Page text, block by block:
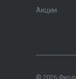
Акции
© 2026